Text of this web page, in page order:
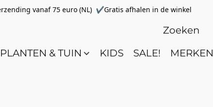
vanaf 75 euro (NL) ✔Gratis afhalen in de winkel
PLANTEN & TUIN KIDS SALE! MERKEN